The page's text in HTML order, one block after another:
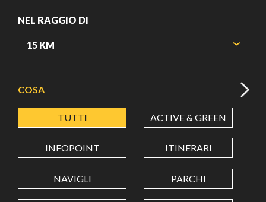
NEL RAGGIO DI
LATITUDINE
LONGITUDINE
COSA
TUTTI ACTIVE & GREEN
INFOPOINT ITINERARI
NAVIGLI PARCHI